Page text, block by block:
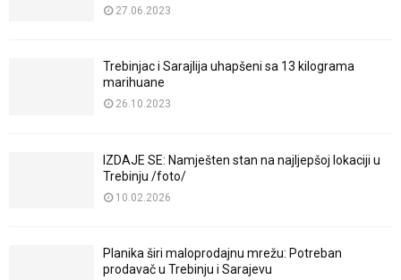
27.06.2023
Trebinjac i Sarajlija uhapšeni sa 13 kilograma
marihuane
26.10.2023
IZDAJE SE: Namješten stan na najljepšoj lokaciji u
Trebinju /foto/
10.02.2026
Planika širi maloprodajnu mrežu: Potreban
prodavač u Trebinju i Sarajevu